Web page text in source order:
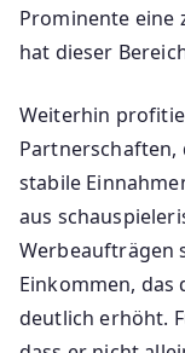
Prominente eine
hat dieser
Weiterhin
Partnerschaften,
stabile
aus
Werbeaufträgen
Einkommen, das
deutlich erhöht.